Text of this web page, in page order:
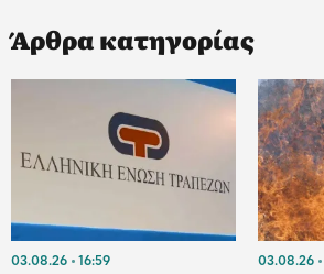
Άρθρα κατηγορίας
03.08.26 16:59 03.08.26